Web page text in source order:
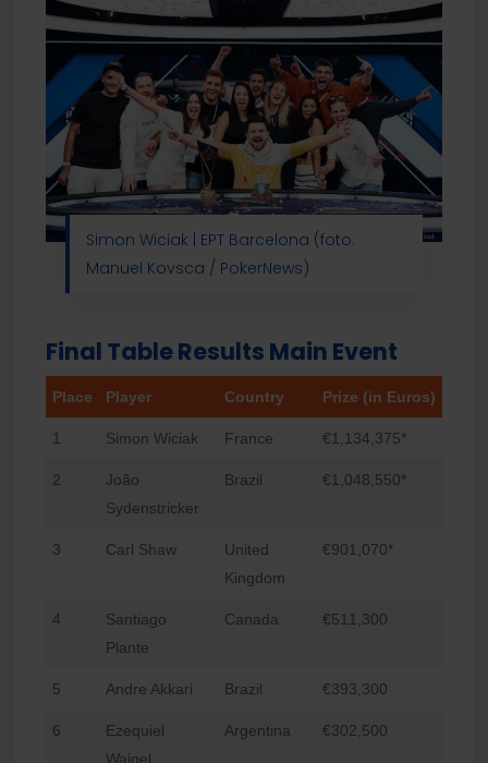
Simon Wiciak | EPT Barcelona (foto:
Manuel Kovsca / PokerNews)
Final Table Results Main Event
Place Player Country Prize (in Euros)
1 Simon Wiciak France €1,134,375*
2
João
Sydenstricker
Brazil €1,048,550*
3 Carl Shaw
United
Kingdom
€901,070*
4
Santiago
Plante
Canada €511,300
5 Andre Akkari Brazil €393,300
6
Ezequiel
Waigel
Argentina €302,500